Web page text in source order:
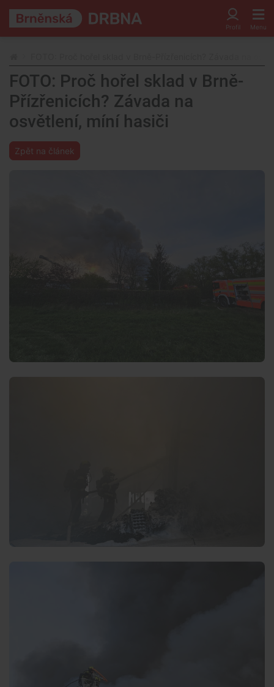
FOTO: Proč hořel sklad v Brně-
Přízřenicích? Závada na
osvětlení, míní hasiči
Zpět na článek